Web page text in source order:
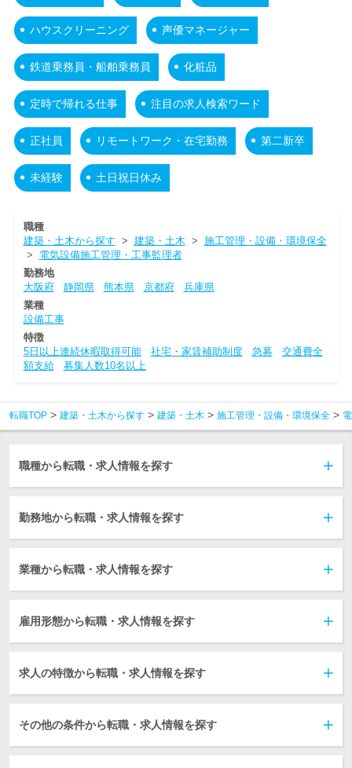
ハウスクリーニング 声優マネージャー
鉄道乗務員・船舶乗務員 化粧品
定時で帰れる仕事 注目の求人検索ワード
正社員 リモートワーク・在宅勤務 第二新卒
未経験 土日祝日休み
職種
建築・土木から探す > 建築・土木 > 施工管理・設備・環境保全
> 電気設備施工管理・工事監理者
勤務地
大阪府
静岡県 熊本県 京都府
兵庫県
業種
設備工事
特徴
5日以上連続休暇取得可能
社宅・家賃補助制度 急募
交通費全
額支給
募集人数10名以上
転職TOP 建築・土木から探す 建築・土木 施工管理・設備・環境保全
職種から転職・求人情報を探す
勤務地から転職・求人情報を探す
業種から転職・求人情報を探す
雇用形態から転職・求人情報を探す
求人の特徴から転職・求人情報を探す
その他の条件から転職・求人情報を探す